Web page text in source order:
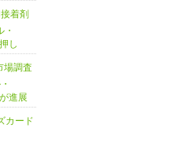
着剤
し
場調査
進展
カード